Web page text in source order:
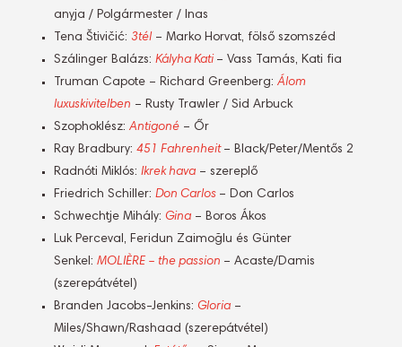
anyja / Polgármester / Inas
Tena Štivičić: 3tél – Marko Horvat, fölső szomszéd
Szálinger Balázs: Kályha Kati – Vass Tamás, Kati fia
Truman Capote – Richard Greenberg: Álom
luxuskivitelben – Rusty Trawler / Sid Arbuck
Szophoklész: Antigoné – Őr
Ray Bradbury: 451 Fahrenheit – Black/Peter/Mentős 2
Radnóti Miklós: Ikrek hava – szereplő
Friedrich Schiller: Don Carlos – Don Carlos
Schwechtje Mihály: Gina – Boros Ákos
Luk Perceval, Feridun Zaimoğlu és Günter
Senkel: MOLIÈRE – the passion – Acaste/Damis
(szerepátvétel)
Branden Jacobs-Jenkins: Gloria –
Miles/Shawn/Rashaad (szerepátvétel)